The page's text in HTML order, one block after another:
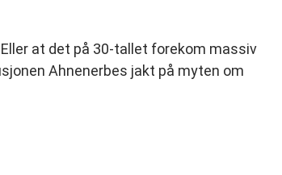
at det på 30-tallet forekom massiv
Ahnenerbes jakt på myten om